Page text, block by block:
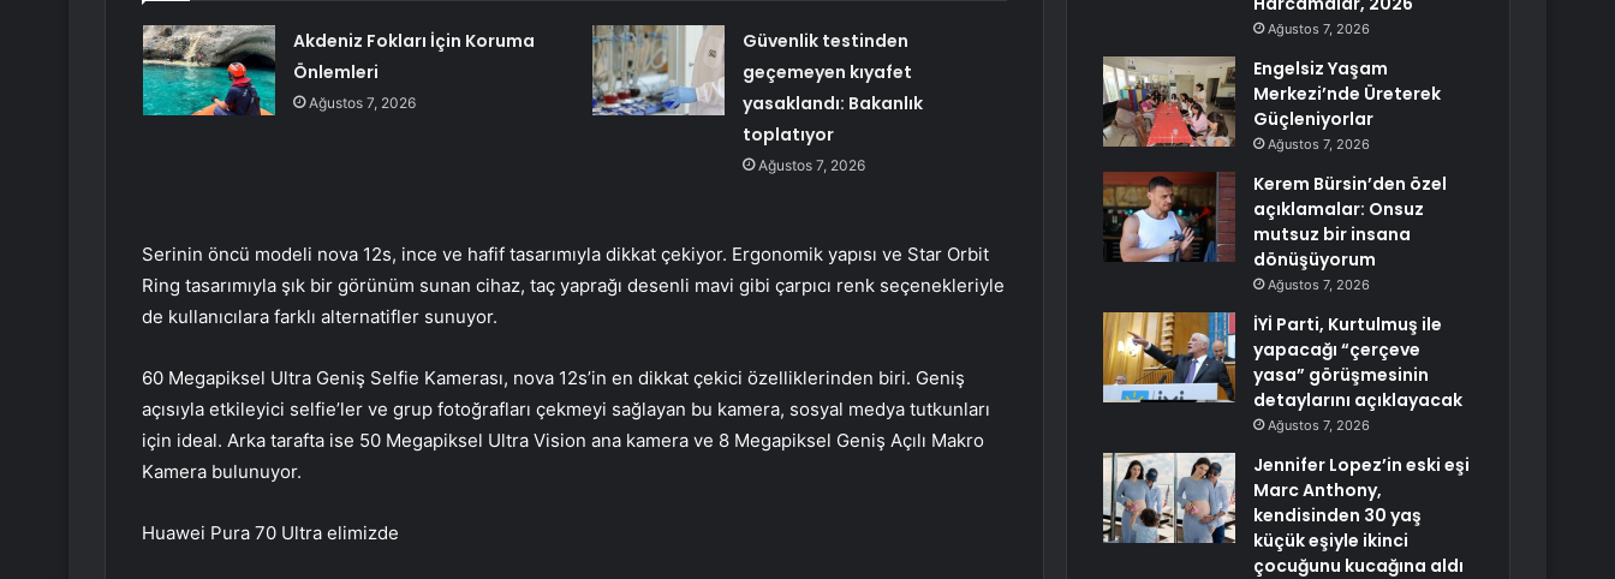
Akdeniz Fokları İçin Koruma
Önlemleri
Ağustos 7, 2026
Güvenlik testinden
geçemeyen kıyafet
yasaklandı: Bakanlık
toplatıyor
Ağustos 7, 2026
Serinin öncü modeli nova 12s, ince ve hafif tasarımıyla dikkat çekiyor. Ergonomik yapısı ve Star Orbit
Ring tasarımıyla şık bir görünüm sunan cihaz, taç yaprağı desenli mavi gibi çarpıcı renk seçenekleriyle
de kullanıcılara farklı alternatifler sunuyor.
60 Megapiksel Ultra Geniş Selfie Kamerası, nova 12s’in en dikkat çekici özelliklerinden biri. Geniş
açısıyla etkileyici selfie’ler ve grup fotoğrafları çekmeyi sağlayan bu kamera, sosyal medya tutkunları
için ideal. Arka tarafta ise 50 Megapiksel Ultra Vision ana kamera ve 8 Megapiksel Geniş Açılı Makro
Kamera bulunuyor.
Huawei Pura 70 Ultra elimizde
Ağustos 7, 2026
Engelsiz Yaşam
Merkezi’nde Üreterek
Güçleniyorlar
Ağustos 7, 2026
Kerem Bürsin’den özel
açıklamalar: Onsuz
mutsuz bir insana
dönüşüyorum
Ağustos 7, 2026
İYİ Parti, Kurtulmuş ile
yapacağı “çerçeve
yasa” görüşmesinin
detaylarını açıklayacak
Ağustos 7, 2026
Jennifer Lopez’in eski eşi
Marc Anthony,
kendisinden 30 yaş
küçük eşiyle ikinci
çocuğunu kucağına aldı